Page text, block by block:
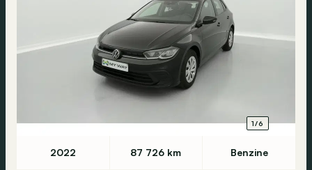
1/6
2022 87 726 km Benzine